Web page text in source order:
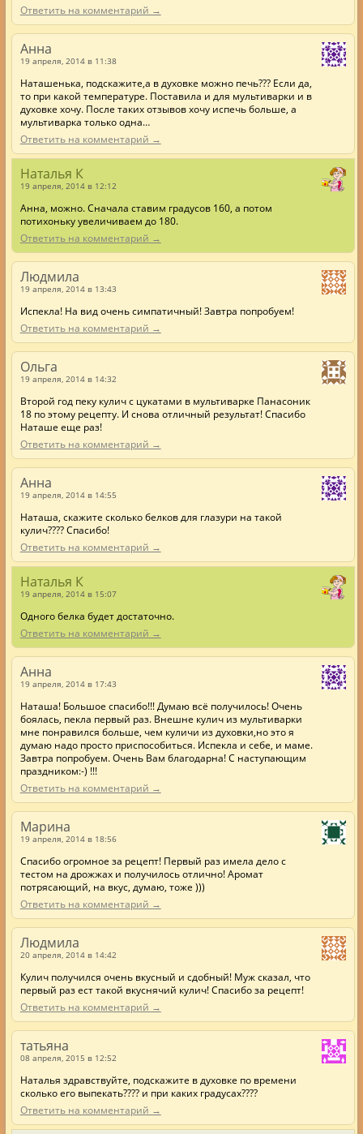
Ответить на комментарий →
Анна
19 апреля, 2014 в 11:38
Наташенька, подскажите,а в духовке можно печь??? Если да,
то при какой температуре. Поставила и для мультиварки и в
духовке хочу. После таких отзывов хочу испечь больше, а
мультиварка только одна…
Ответить на комментарий →
Наталья К
19 апреля, 2014 в 12:12
Анна, можно. Сначала ставим градусов 160, а потом
потихоньку увеличиваем до 180.
Ответить на комментарий →
Людмила
19 апреля, 2014 в 13:43
Испекла! На вид очень симпатичный! Завтра попробуем!
Ответить на комментарий →
Ольга
19 апреля, 2014 в 14:32
Второй год пеку кулич с цукатами в мультиварке Панасоник
18 по этому рецепту. И снова отличный результат! Спасибо
Наташе еще раз!
Ответить на комментарий →
Анна
19 апреля, 2014 в 14:55
Наташа, скажите сколько белков для глазури на такой
кулич???? Спасибо!
Ответить на комментарий →
Наталья К
19 апреля, 2014 в 15:07
Одного белка будет достаточно.
Ответить на комментарий →
Анна
19 апреля, 2014 в 17:43
Наташа! Большое спасибо!!! Думаю всё получилось! Очень
боялась, пекла первый раз. Внешне кулич из мультиварки
мне понравился больше, чем куличи из духовки,но это я
думаю надо просто приспособиться. Испекла и себе, и маме.
Завтра попробуем. Очень Вам благодарна! С наступающим
праздником:-) !!!
Ответить на комментарий →
Марина
19 апреля, 2014 в 18:56
Спасибо огромное за рецепт! Первый раз имела дело с
тестом на дрожжах и получилось отлично! Аромат
потрясающий, на вкус, думаю, тоже )))
Ответить на комментарий →
Людмила
20 апреля, 2014 в 14:42
Кулич получился очень вкусный и сдобный! Муж сказал, что
первый раз ест такой вкуснячий кулич! Спасибо за рецепт!
Ответить на комментарий →
татьяна
08 апреля, 2015 в 12:52
Наталья здравствуйте, подскажите в духовке по времени
сколько его выпекать???? и при каких градусах????
Ответить на комментарий →